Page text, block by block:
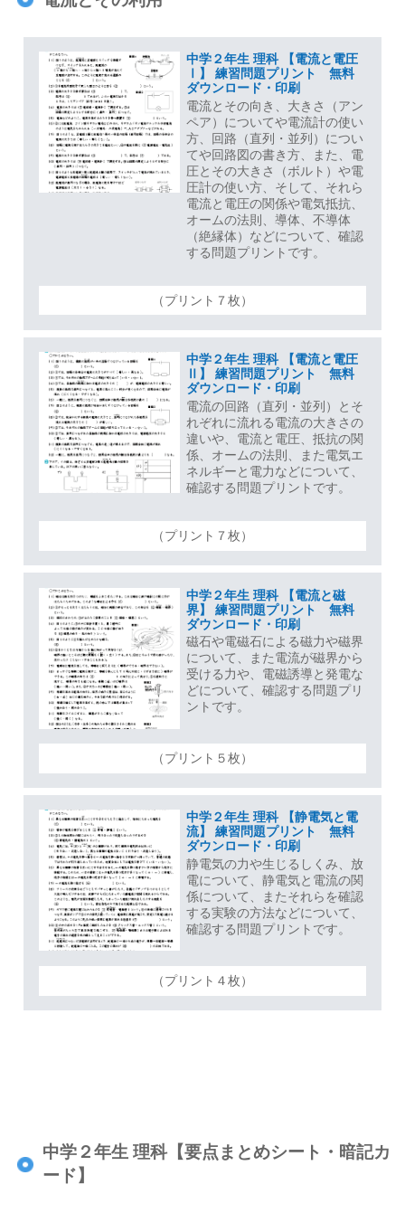
中学２年生 理科 【電流と電圧
Ⅰ】 練習問題プリント 無料
ダウンロード・印刷
電流とその向き、大きさ（アン
ペア）についてや電流計の使い
方、回路（直列・並列）につい
てや回路図の書き方、また、電
圧とその大きさ（ボルト）や電
圧計の使い方、そして、それら
電流と電圧の関係や電気抵抗、
オームの法則、導体、不導体
（絶縁体）などについて、確認
する問題プリントです。
（プリント７枚）
中学２年生 理科 【電流と電圧
Ⅱ】 練習問題プリント 無料
ダウンロード・印刷
電流の回路（直列・並列）とそ
れぞれに流れる電流の大きさの
違いや、電流と電圧、抵抗の関
係、オームの法則、また電気エ
ネルギーと電力などについて、
確認する問題プリントです。
（プリント７枚）
中学２年生 理科 【電流と磁
界】 練習問題プリント 無料
ダウンロード・印刷
磁石や電磁石による磁力や磁界
について、また電流が磁界から
受ける力や、電磁誘導と発電な
どについて、確認する問題プリ
ントです。
（プリント５枚）
中学２年生 理科 【静電気と電
流】 練習問題プリント 無料
ダウンロード・印刷
静電気の力や生じるしくみ、放
電について、静電気と電流の関
係について、またそれらを確認
する実験の方法などについて、
確認する問題プリントです。
（プリント４枚）
中学２年生 理科【要点まとめシート・暗記カ
ード】